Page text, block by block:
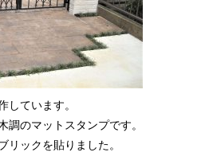
しています。
調のマットスタンプです。
リックを貼りました。